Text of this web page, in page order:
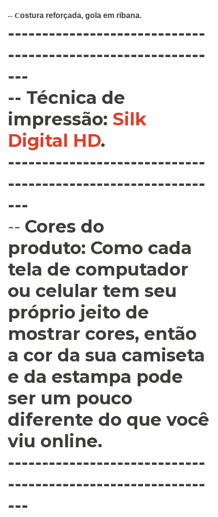
-- Costura reforçada, gola em ribana.
-----------------------------
-----------------------------
---
-- Técnica de
impressão: Silk
Digital HD.
-----------------------------
-----------------------------
---
-- Cores do
produto: Como cada
tela de computador
ou celular tem seu
próprio jeito de
mostrar cores, então
a cor da sua camiseta
e da estampa pode
ser um pouco
diferente do que você
viu online.
-----------------------------
-----------------------------
---